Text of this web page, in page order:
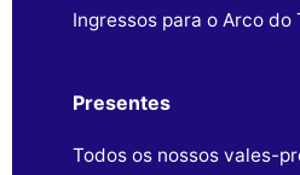
Ingressos para o Arco do
Presentes
Todos os nossos vales-